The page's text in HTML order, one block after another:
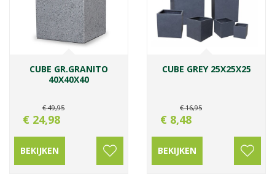
CUBE GR.GRANITO
40X40X40
€ 49,95
€ 24,98
BEKIJKEN
CUBE GREY 25X25X25
€ 16,95
€ 8,48
BEKIJKEN